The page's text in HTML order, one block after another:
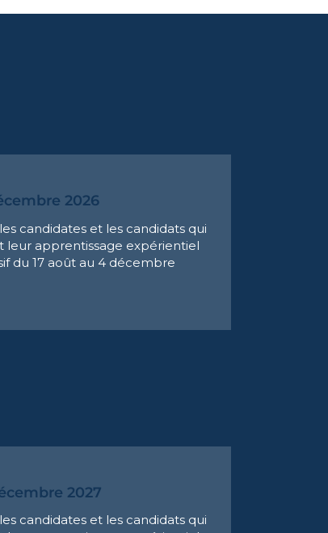
2026
candidates et les candidats qui
leur apprentissage expérientiel
du 17 août au 4 décembre
2027
candidates et les candidats qui